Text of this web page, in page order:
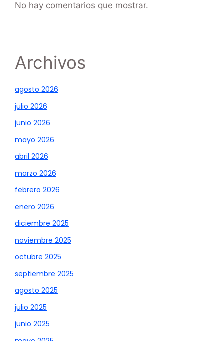
No hay comentarios que mostrar.
Archivos
agosto 2026
julio 2026
junio 2026
mayo 2026
abril 2026
marzo 2026
febrero 2026
enero 2026
diciembre 2025
noviembre 2025
octubre 2025
septiembre 2025
agosto 2025
julio 2025
junio 2025